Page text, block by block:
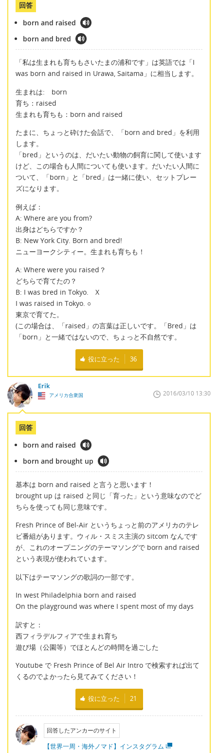
回答
born and raised
born and bred
「私は生まれも育ちもさいたまの浦和です」は英語では「I
was born and raised in Urawa, Saitama」に相当します。
生まれは: born
育ち：raised
生まれも育ちも：born and raised
たまに、ちょっと砕けた会話で、「born and bred」を利用
します。
「bred」というのは、だいたい動物の飼育に関して使います
けど、この場合も人間についても使います。だいたい人間に
ついて、「born」と「bred」は一緒に使い、セットプレー
ズになります。
例えば：
A: Where are you from?
出身はどちらですか？
B: New York City. Born and bred!
ニューヨークシティー。生まれも育ちも！
A: Where were you raised？
どちらで育てたの？
B: I was bred in Tokyo. X
I was raised in Tokyo. ○
東京で育てた。
(この場合は、「raised」の言葉は正しいです。「Bred」は
「born」と一緒ではないので、ちょっと不自然です。
役に立った 36
Erik
アメリカ合衆国 2016/03/10 13:30
回答
born and raised
born and brought up
基本は born and raised と言うと思います！
brought up は raised と同じ「育った」という意味なのでど
ちらを使っても同じ意味です。
Fresh Prince of Bel-Air というちょっと前のアメリカのテレ
ビ番組があります。ウィル・スミス主演の sitcom なんです
が、これのオープニングのテーマソングで born and raised
という表現が使われています。
以下はテーマソングの歌詞の一部です。
In west Philadelphia born and raised
On the playground was where I spent most of my days
訳すと：
西フィラデルフィアで生まれ育ち
遊び場（公園等）でほとんどの時間を過ごした
Youtube で Fresh Prince of Bel Air Intro で検索すれば出て
くるのでよかったら見てみてください！
役に立った 21
回答したアンカーのサイト
【世界一周・海外ノマド】インスタグラム